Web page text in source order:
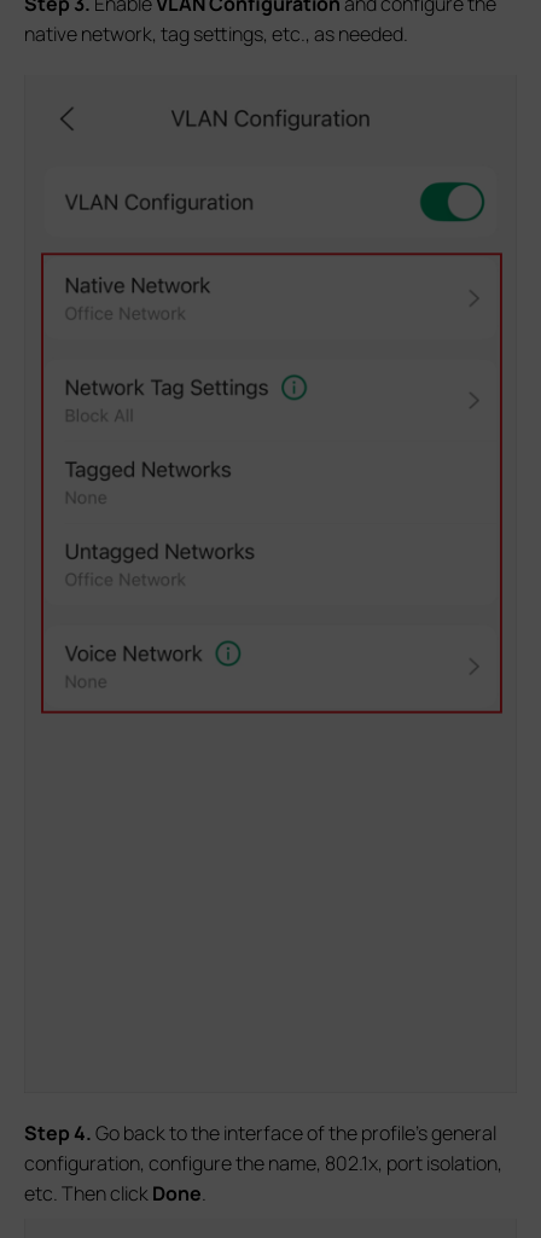
native network, tag settings, etc., as needed.
Step 4.Go back to the interface of the profile’s general
configuration, configure the name, 802.1x, port isolation,
etc. Then clickDone.